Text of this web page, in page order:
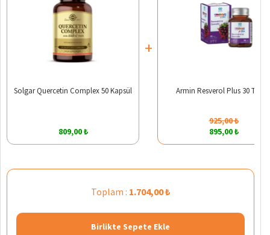
Solgar Quercetin Complex 50 Kapsül
809,00 ₺
+
Armin Resverol Plus 30
925,00 ₺
895,00 ₺
Toplam : 1.704,00 ₺
Birlikte Sepete Ekle